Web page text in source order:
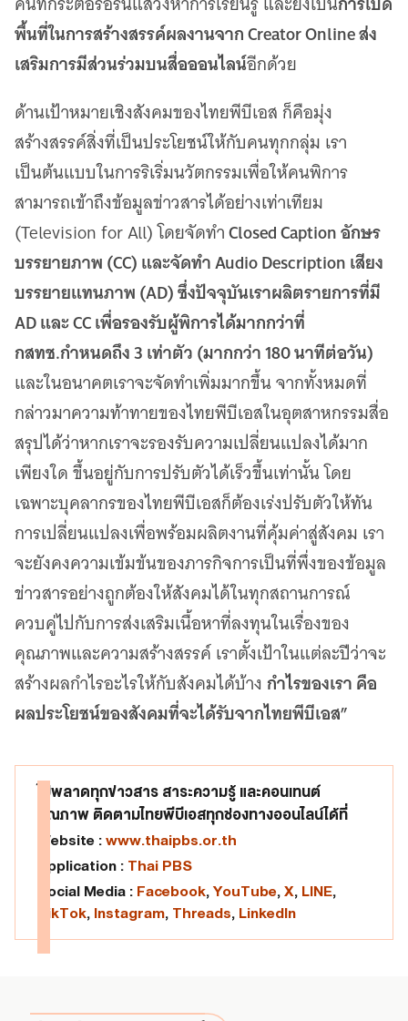
พื้นที่ในการสร้างสรรค์ผลงานจาก Creator Online ส่ง
เสริมการมีส่วนร่วมบนสื่อออนไลน์อีกด้วย
ด้านเป้าหมายเชิงสังคมของไทยพีบีเอส ก็คือมุ่ง
สร้างสรรค์สิ่งที่เป็นประโยชน์ให้กับคนทุกกลุ่ม เรา
เป็นต้นแบบในการริเริ่มนวัตกรรมเพื่อให้คนพิการ
สามารถเข้าถึงข้อมูลข่าวสารได้อย่างเท่าเทียม
(Television for All) โดยจัดทำClosed Caption อักษร
บรรยายภาพ (CC) และจัดทำ Audio Description เสียง
บรรยายแทนภาพ (AD) ซึ่งปัจจุบันเราผลิตรายการที่มี
AD และ CC เพื่อรองรับผู้พิการได้มากกว่าที่
กสทช.กำหนดถึง 3 เท่าตัว (มากกว่า 180 นาทีต่อวัน)
และในอนาคตเราจะจัดทำเพิ่มมากขึ้น จากทั้งหมดที่
กล่าวมาความท้าทายของไทยพีบีเอสในอุตสาหกรรมสื่อ
สรุปได้ว่าหากเราจะรองรับความเปลี่ยนแปลงได้มาก
เพียงใด ขึ้นอยู่กับการปรับตัวได้เร็วขึ้นเท่านั้น โดย
เฉพาะบุคลากรของไทยพีบีเอสก็ต้องเร่งปรับตัวให้ทัน
การเปลี่ยนแปลงเพื่อพร้อมผลิตงานที่คุ้มค่าสู่สังคม เรา
จะยังคงความเข้มข้นของภารกิจการเป็นที่พึ่งของข้อมูล
ข่าวสารอย่างถูกต้องให้สังคมได้ในทุกสถานการณ์
ควบคู่ไปกับการส่งเสริมเนื้อหาที่ลงทุนในเรื่องของ
คุณภาพและความสร้างสรรค์ เราตั้งเป้าในแต่ละปีว่าจะ
สร้างผลกำไรอะไรให้กับสังคมได้บ้าง กำไรของเรา คือ
ผลประโยชน์ของสังคมที่จะได้รับจากไทยพีบีเอส”
ไม่พลาดทุกข่าวสาร สาระความรู้ และคอนเทนต์
คุณภาพ ติดตามไทยพีบีเอสทุกช่องทางออนไลน์ได้ที่
Website : www.thaipbs.or.th
Application : Thai PBS
Social Media : Facebook, YouTube, X, LINE,
TikTok, Instagram, Threads, LinkedIn